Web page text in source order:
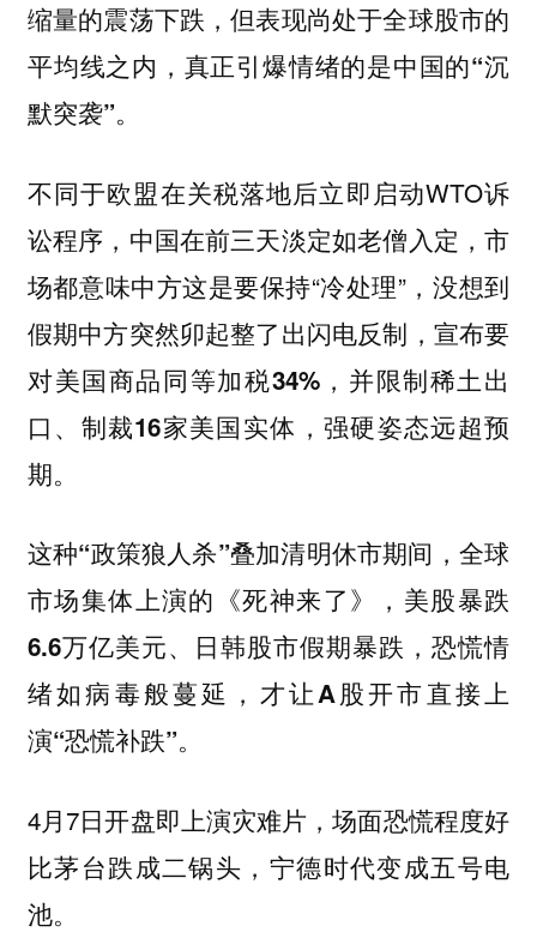
缩量的震荡下跌，但表现尚处于全球股市的
平均线之内，真正引爆情绪的是中国的“沉
默突袭”。
不同于欧盟在关税落地后立即启动WTO诉
讼程序，中国在前三天淡定如老僧入定，市
场都意味中方这是要保持“冷处理”， 没想到
假期中方突然卯起整了出闪电反制，宣布要
对美国商品同等加税34%，并限制稀土出
口、制裁16家美国实体，强硬姿态远超预
期。
这种“政策狼人杀”叠加清明休市期间，全球
市场集体上演的《死神来了》，美股暴跌
6.6万亿美元、日韩股市假期暴跌，恐慌情
绪如病毒般蔓延，才让A股开市直接上
演“恐慌补跌”。
4月7日开盘即上演灾难片，场面恐慌程度好
比茅台跌成二锅头，宁德时代变成五号电
池。